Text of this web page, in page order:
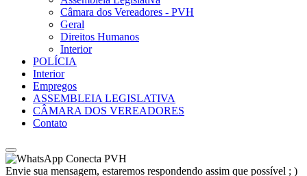
Câmara dos Vereadores - PVH
Geral
Direitos Humanos
Interior
POLÍCIA
Interior
Empregos
ASSEMBLEIA LEGISLATIVA
CÂMARA DOS VEREADORES
Contato
Conecta PVH
Envie sua mensagem, estaremos respondendo assim que possível ; )